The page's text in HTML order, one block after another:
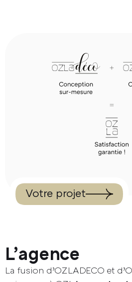
Votre projet
L’agence
La fusion d’OZLADECO et